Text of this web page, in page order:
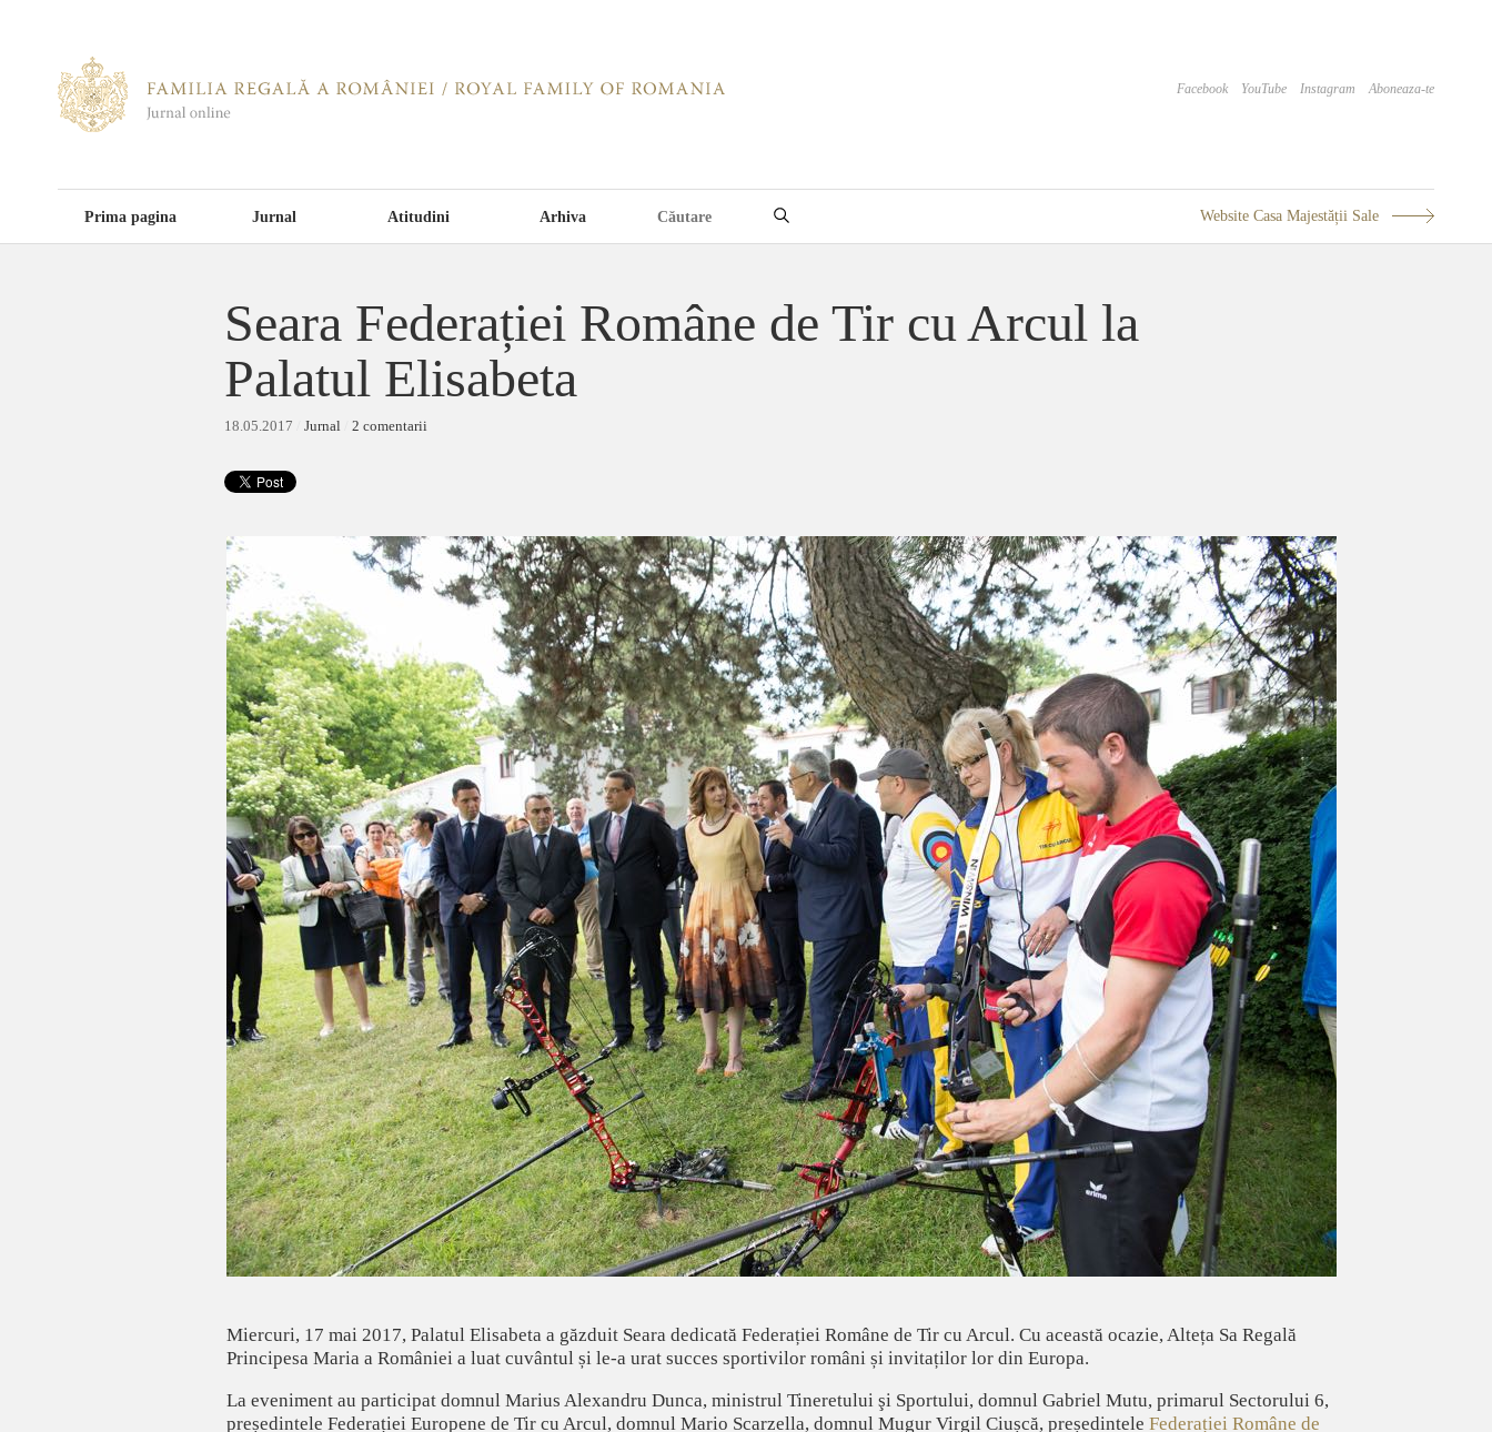
Facebook YouTube Instagram Aboneaza-te
Prima pagina Jurnal Atitudini Arhiva Website Casa Majestății Sale
Seara Federației Române de Tir cu Arcul la
Palatul Elisabeta
18.05.2017 Jurnal 2 comentarii
Miercuri, 17 mai 2017, Palatul Elisabeta a găzduit Seara dedicată Federației Române de Tir cu Arcul. Cu această ocazie, Alteța Sa Regală
Principesa Maria a României a luat cuvântul și le-a urat succes sportivilor români și invitaților lor din Europa.
La eveniment au participat domnul Marius Alexandru Dunca, ministrul Tineretului şi Sportului, domnul Gabriel Mutu, primarul Sectorului 6,
președintele Federației Europene de Tir cu Arcul, domnul Mario Scarzella, domnul Mugur Virgil Ciușcă, președintele Federației Române de